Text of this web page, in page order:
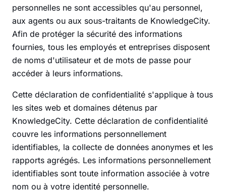
personnelles ne sont accessibles qu'au personnel,
aux agents ou aux sous-traitants de KnowledgeCity.
Afin de protéger la sécurité des informations
fournies, tous les employés et entreprises disposent
de noms d'utilisateur et de mots de passe pour
accéder à leurs informations.
Cette déclaration de confidentialité s'applique à tous
les sites web et domaines détenus par
KnowledgeCity. Cette déclaration de confidentialité
couvre les informations personnellement
identifiables, la collecte de données anonymes et les
rapports agrégés. Les informations personnellement
identifiables sont toute information associée à votre
nom ou à votre identité personnelle.